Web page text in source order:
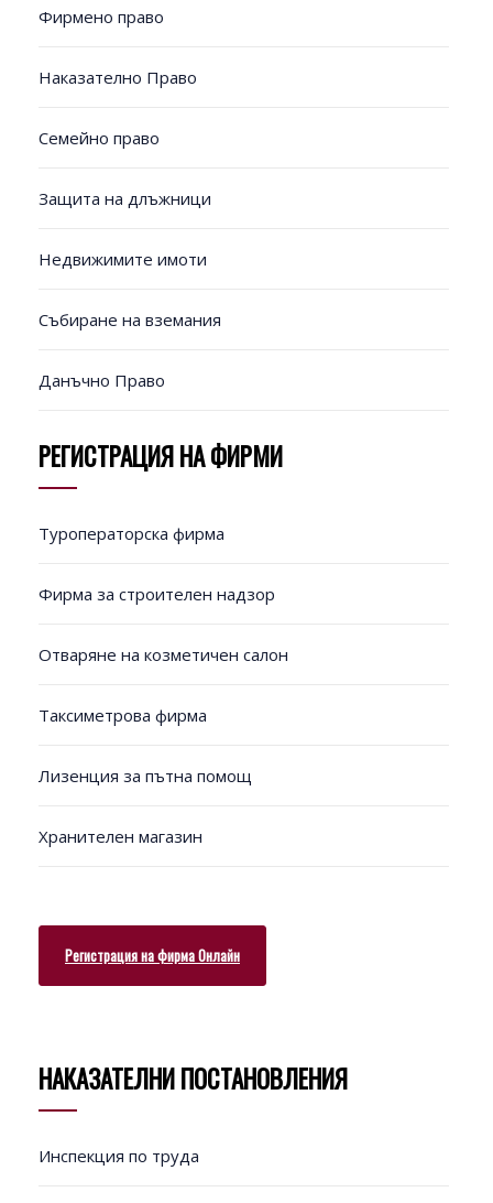
Фирмено право
Наказателно Право
Семейно право
Защита на длъжници
Недвижимите имоти
Събиране на вземания
Данъчно Право
РЕГИСТРАЦИЯ НА ФИРМИ
Туроператорска фирма
Фирма за строителен надзор
Отваряне на козметичен салон
Таксиметрова фирма
Лизенция за пътна помощ
Хранителен магазин
Регистрация на фирма Онлайн
НАКАЗАТЕЛНИ ПОСТАНОВЛЕНИЯ
Инспекция по труда